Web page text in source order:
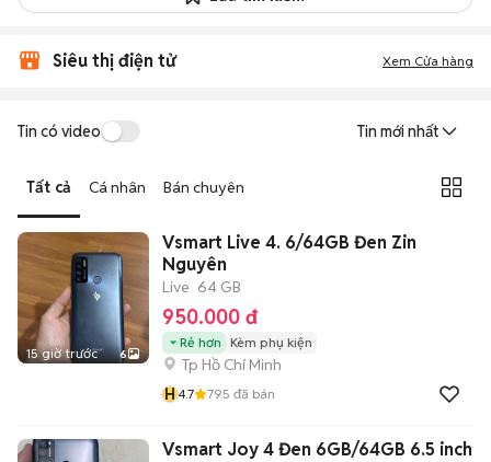
Siêu thị điện tử Xem Cửa hàng
Tin có video Tin mới nhất
Tất cả Cá nhân Bán chuyên
15 giờ trước 6
Vsmart Live 4. 6/64GB Đen Zin
Nguyên
Live 64 GB
950.000 đ
Rẻ hơn Kèm phụ kiện
Tp Hồ Chí Minh
H4.7 795 đã bán
Vsmart Joy 4 Đen 6GB/64GB 6.5 inch